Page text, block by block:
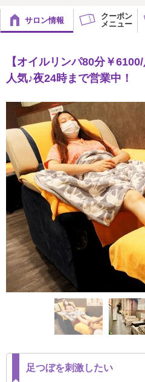
サロン情報
クーポン
メニュー
【オイルリンパ80分￥
人気♪夜24時まで営業中！
足つぼを刺激したい